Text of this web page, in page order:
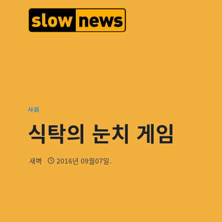
사회
식탁의 눈치 게임
새벽 2016년 09월07일.